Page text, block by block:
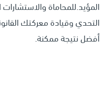
المؤيد.للمحاماة
التحدي وقيادة معركتك
أفضل نتيجة ممكنة.